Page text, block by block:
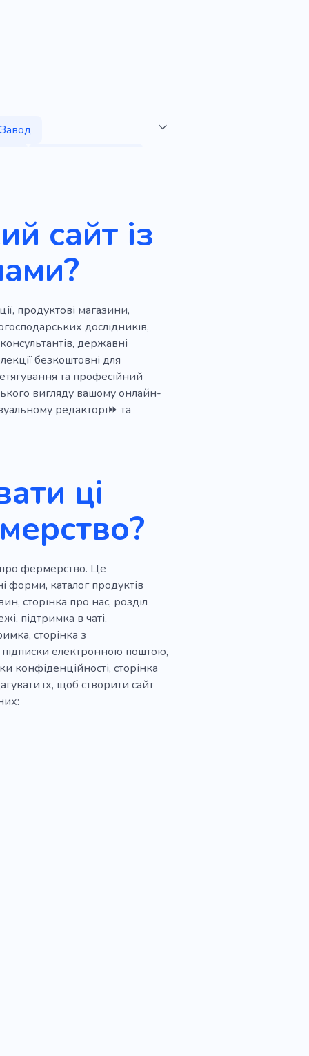
Мед
Магазин
Ручна робота
Громада
Вино
Садівник
Сад
Домашній садівник
Пахіподіум
сайт із
продуктові магазини,
дослідників,
державні
безкоштовні для
та професійний
вигляду вашому онлайн-
редакторі⏩ та
ці
про фермерство. Це
форми, каталог продуктів
сторінка про нас, розділ
підтримка в чаті,
сторінка з
підписки електронною поштою,
конфіденційності, сторінка
їх, щоб створити сайт